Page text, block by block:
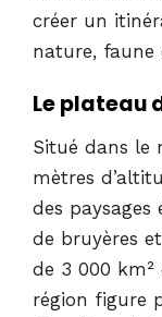
créer un
nature, faune
Le plateau
Situé dans le
mètres
des paysages
de bruyères
de 3 000 km²
région figure